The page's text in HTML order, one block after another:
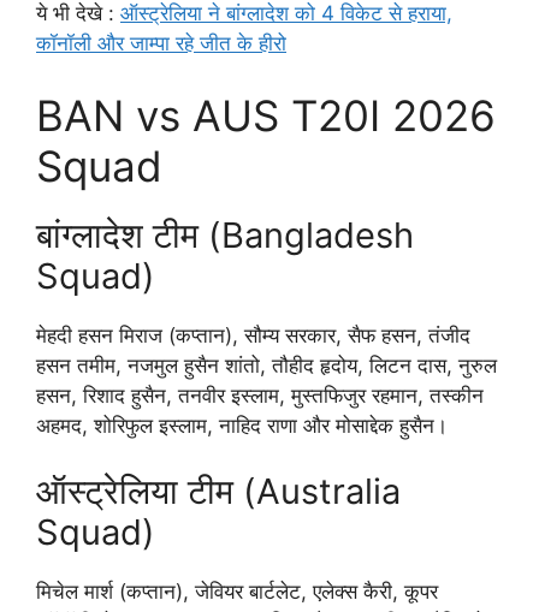
ये भी देखे : ऑस्ट्रेलिया ने बांग्लादेश को 4 विकेट से हराया,
कॉनॉली और जाम्पा रहे जीत के हीरो
BAN vs AUS T20I 2026
Squad
बांग्लादेश टीम (Bangladesh
Squad)
मेहदी हसन मिराज (कप्तान), सौम्य सरकार, सैफ हसन, तंजीद
हसन तमीम, नजमुल हुसैन शांतो, तौहीद हृदोय, लिटन दास, नुरुल
हसन, रिशाद हुसैन, तनवीर इस्लाम, मुस्तफिजुर रहमान, तस्कीन
अहमद, शोरिफुल इस्लाम, नाहिद राणा और मोसाद्देक हुसैन।
ऑस्ट्रेलिया टीम (Australia
Squad)
मिचेल मार्श (कप्तान), जेवियर बार्टलेट, एलेक्स कैरी, कूपर